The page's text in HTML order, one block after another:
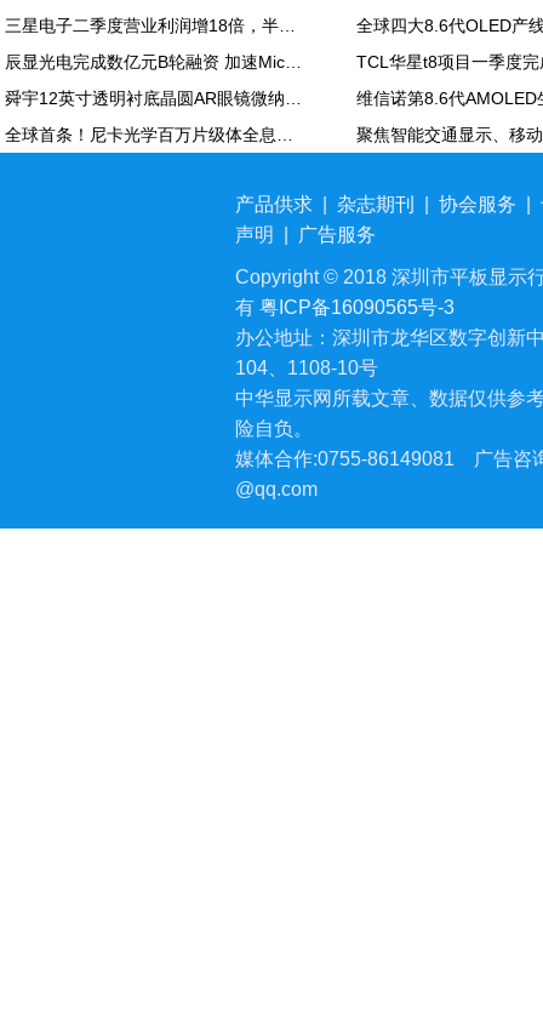
全球四大8.6代OLED产
TCL华星t8项目一季度
产品供求 杂志期刊 协会服务
声明
广告服务
Copyright © 2018 深圳市平板显示
有 粤ICP备16090565号-3
办公地址：深圳市龙华区数字创新
104、1108-10号
中华显示网所载文章、数据仅供参
险自负。
媒体合作:0755-86149081
广告咨
@qq.com